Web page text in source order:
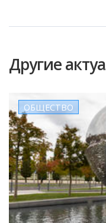
Другие
ОБЩЕСТВО